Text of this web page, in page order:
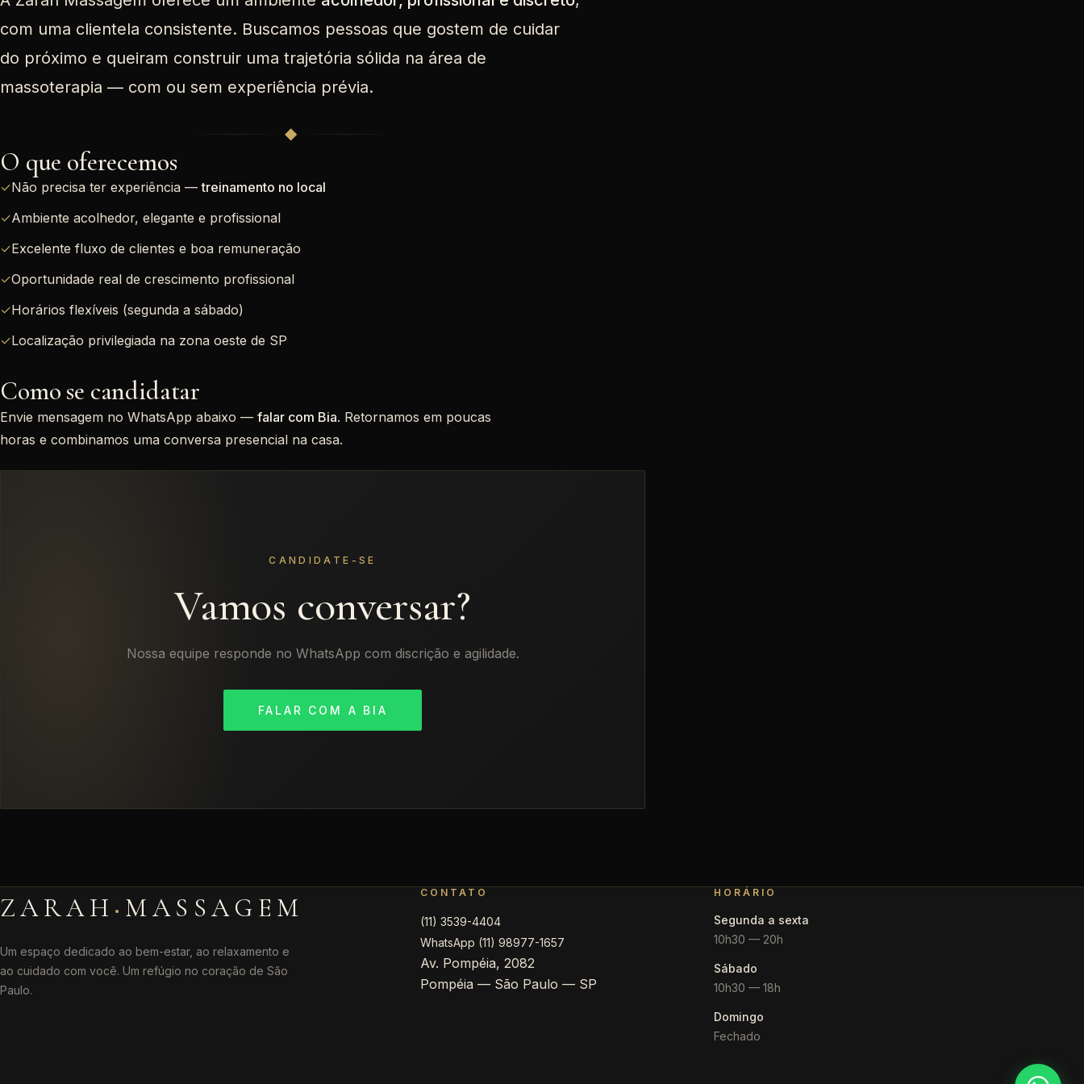
com uma clientela consistente. Buscamos pessoas que gostem de cuidar
do próximo e queiram construir uma trajetória sólida na área de
massoterapia — com ou sem experiência prévia.
◆
O que oferecemos
✓Não precisa ter experiência —treinamento no local
✓Ambiente acolhedor, elegante e profissional
✓Excelente fluxo de clientes e boa remuneração
✓Oportunidade real de crescimento profissional
✓Horários flexíveis (segunda a sábado)
✓Localização privilegiada na zona oeste de SP
Como se candidatar
Envie mensagem no WhatsApp abaixo — falar com Bia. Retornamos em poucas
horas e combinamos uma conversa presencial na casa.
CANDIDATE-SE
Vamos conversar?
Nossa equipe responde no WhatsApp com discrição e agilidade.
FALAR COM A BIA
ZARAH · MASSAGEM
Um espaço dedicado ao bem-estar, ao relaxamento e
ao cuidado com você. Um refúgio no coração de São
Paulo.
CONTATO
(11) 3539-4404
WhatsApp (11) 98977-1657
Av. Pompéia, 2082
Pompéia — São Paulo — SP
HORÁRIO
Segunda a sexta
10h30 — 20h
Sábado
10h30 — 18h
Domingo
Fechado